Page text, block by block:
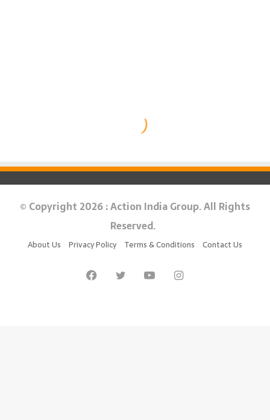
© Copyright 2026 : Action India Group. All Rights
Reserved.
About Us Privacy Policy Terms & Conditions Contact Us
FacebookTwitter YouTubeInstagram